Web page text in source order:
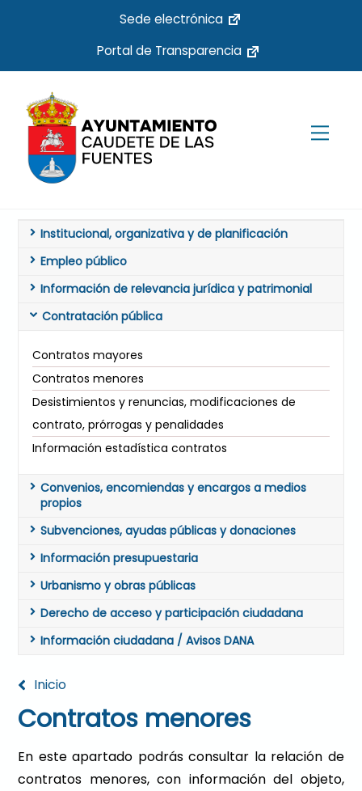
Sede electrónica
Portal de Transparencia
Institucional, organizativa y de planificación
Empleo público
Información de relevancia jurídica y patrimonial
Contratación pública
Contratos mayores
Contratos menores
Desistimientos y renuncias, modificaciones de
contrato, prórrogas y penalidades
Información estadística contratos
Convenios, encomiendas y encargos a medios
propios
Subvenciones, ayudas públicas y donaciones
Información presupuestaria
Urbanismo y obras públicas
Derecho de acceso y participación ciudadana
Información ciudadana / Avisos DANA
Inicio
Contratos menores
En este apartado podrás consultar la relación de
contratos menores, con información del objeto,